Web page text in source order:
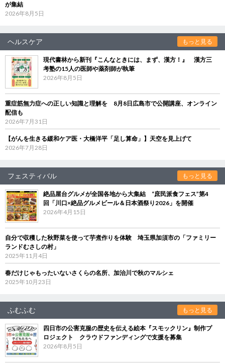
が集結
2026年8月5日
ヘルスケア もっと見る
現代書林から新刊『こんなときには、まず、漢方！』 漢方三
考塾の15人の医師や薬剤師が執筆
2026年8月5日
重症筋無力症への正しい知識と理解を 8月8日広島市で公開講座、オンライン
配信も
2026年7月31日
【がんを生きる緩和ケア医・大橋洋平「足し算命」】天空を見上げて
2026年7月28日
フェスティバル もっと見る
絶品屋台グルメが全国各地から大集結 “庶民派食フェス”第4
回「川口×絶品グルメビール＆日本酒祭り2026」を開催
2026年4月15日
自分で収穫した秋野菜を使って芋煮作りを体験 埼玉県加須市の「ファミリー
ランドむさしの村」
2025年11月4日
春だけじゃもったいないさくらの名所、加治川で秋のマルシェ
2025年10月23日
ふむふむ もっと見る
四日市の公害克服の歴史を伝える絵本『スモックリン』制作プ
ロジェクト クラウドファンディングで支援を募集
2026年8月5日